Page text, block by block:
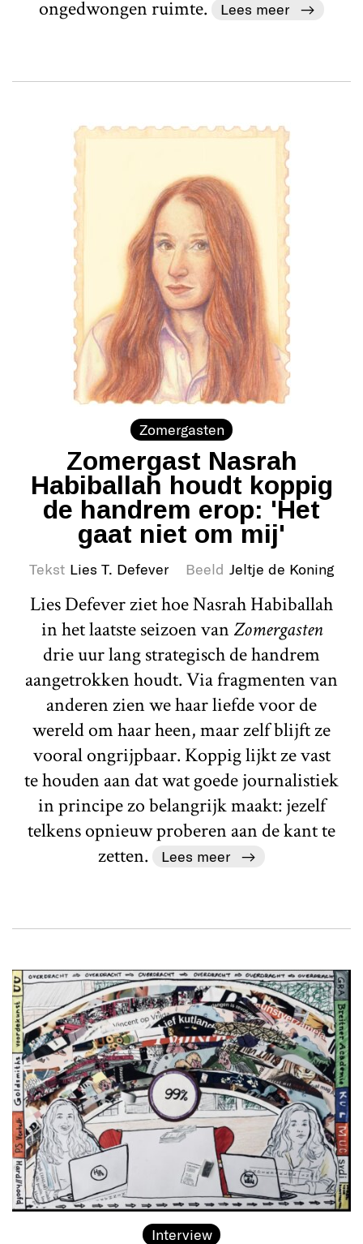
ongedwongen ruimte.
Lees meer
Zomergasten
Zomergast Nasrah
Habiballah houdt koppig
de handrem erop: 'Het
gaat niet om mij'
Tekst Lies T. Defever Beeld Jeltje de Koning
Lies Defever ziet hoe Nasrah Habiballah
in het laatste seizoen vanZomergasten
drie uur lang strategisch de handrem
aangetrokken houdt. Via fragmenten van
anderen zien we haar liefde voor de
wereld om haar heen, maar zelf blijft ze
vooral ongrijpbaar. Koppig lijkt ze vast
te houden aan dat wat goede journalistiek
in principe zo belangrijk maakt: jezelf
telkens opnieuw proberen aan de kant te
zetten.
Lees meer
Interview